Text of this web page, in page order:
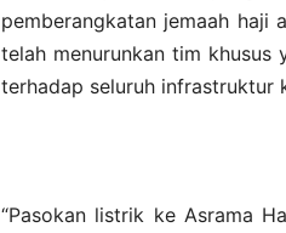
pemberangkatan jemaah haji
telah menurunkan tim khusus
terhadap seluruh infrastruktur
“Pasokan listrik ke Asrama